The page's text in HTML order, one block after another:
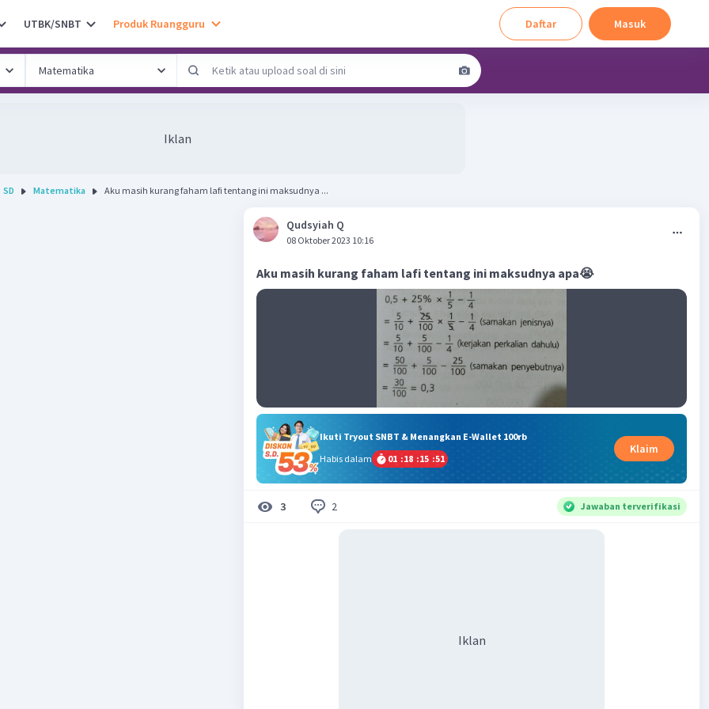
UTBK/SNBT Produk Ruangguru Daftar Masuk
Iklan
SD Matematika Aku masih kurang faham lafi tentang ini maksudnya ...
Qudsyiah Q
08 Oktober 2023 10:16
Aku masih kurang faham lafi tentang ini maksudnya apa😭
Ikuti Tryout SNBT & Menangkan E-Wallet 100rb
Habis dalam
01 :18 :15 :50
Klaim
3 2 Jawaban terverifikasi
Iklan